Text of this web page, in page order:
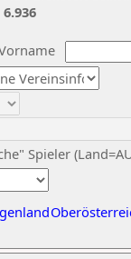
Spieler
6.936